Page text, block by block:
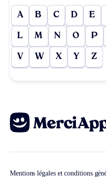
A B C D E
L M N O P
V W X Y Z
Mentions légales et conditions